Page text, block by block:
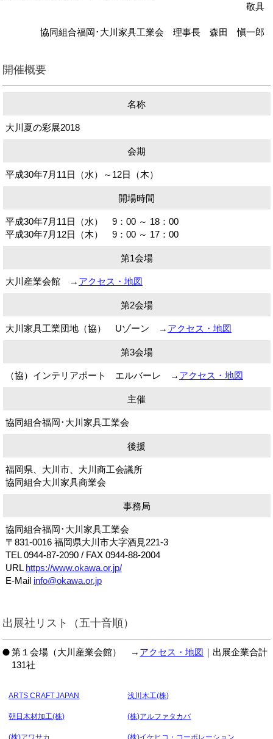
敬具
協同組合福岡･大川家具工業会 理事長 森田 愼一郎
開催概要
名称
大川夏の彩展2018
会期
平成30年7月11日（水）～12日（木）
開場時間
平成30年7月11日（水） 9：00 ～ 18：00
平成30年7月12日（木） 9：00 ～ 17：00
第1会場
大川産業会館 → アクセス・地図
第2会場
大川家具工業団地（協） Uゾーン → アクセス・地図
第3会場
（協）インテリアポート エルバーレ → アクセス・地図
主催
協同組合福岡･大川家具工業会
後援
福岡県、大川市、大川商工会議所
協同組合大川家具商業会
事務局
協同組合福岡･大川家具工業会
〒831-0016 福岡県大川市大字酒見221-3
TEL 0944-87-2090 / FAX 0944-88-2004
URL https://www.okawa.or.jp/
E-Mail info@okawa.or.jp
出展社リスト（五十音順）
第１会場（大川産業会館） → アクセス・地図
｜出展企業合計
131社
ARTS CRAFT JAPAN 浅川木工(株)
朝日木材加工(株) (株)アルファタカバ